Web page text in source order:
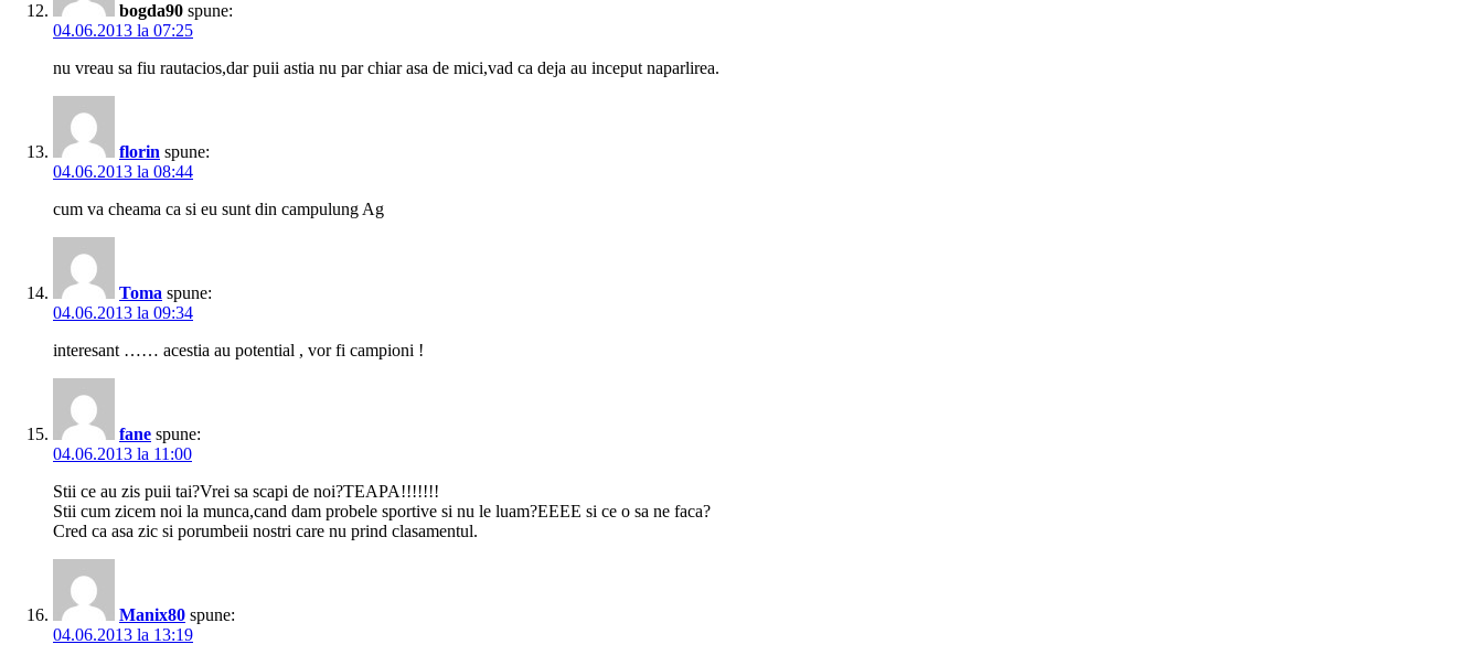
bogda90 spune:
04.06.2013 la 07:25
nu vreau sa fiu rautacios,dar puii astia nu par chiar asa de mici,vad ca deja au inceput naparlirea.
florin spune:
04.06.2013 la 08:44
cum va cheama ca si eu sunt din campulung Ag
Toma spune:
04.06.2013 la 09:34
interesant …… acestia au potential , vor fi campioni !
fane spune:
04.06.2013 la 11:00
Stii ce au zis puii tai?Vrei sa scapi de noi?TEAPA!!!!!!!
Stii cum zicem noi la munca,cand dam probele sportive si nu le luam?EEEE si ce o sa ne faca?
Cred ca asa zic si porumbeii nostri care nu prind clasamentul.
Manix80 spune:
04.06.2013 la 13:19